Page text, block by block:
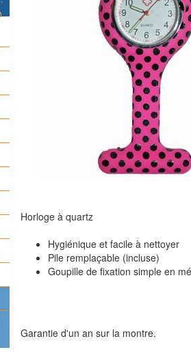
Horloge à quartz
Hygiénique et facile à nettoyer
Pile remplaçable (incluse)
Goupille de fixation simple en
Garantie d'un an sur la montre.